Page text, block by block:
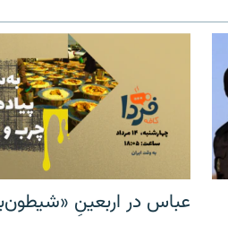
عباس در اربعینِ